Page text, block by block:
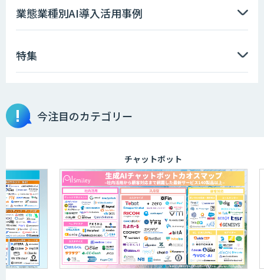
ソフトクリエイトのAI開発サービス
TDSEEye
APTOのAI受託開発
高性能・省電力を両立した小型AIゲート
ウェイ「ARTiGO A5000」
業態業種別AI導入活用事例
特集
今注目のカテゴリー
チャットボット